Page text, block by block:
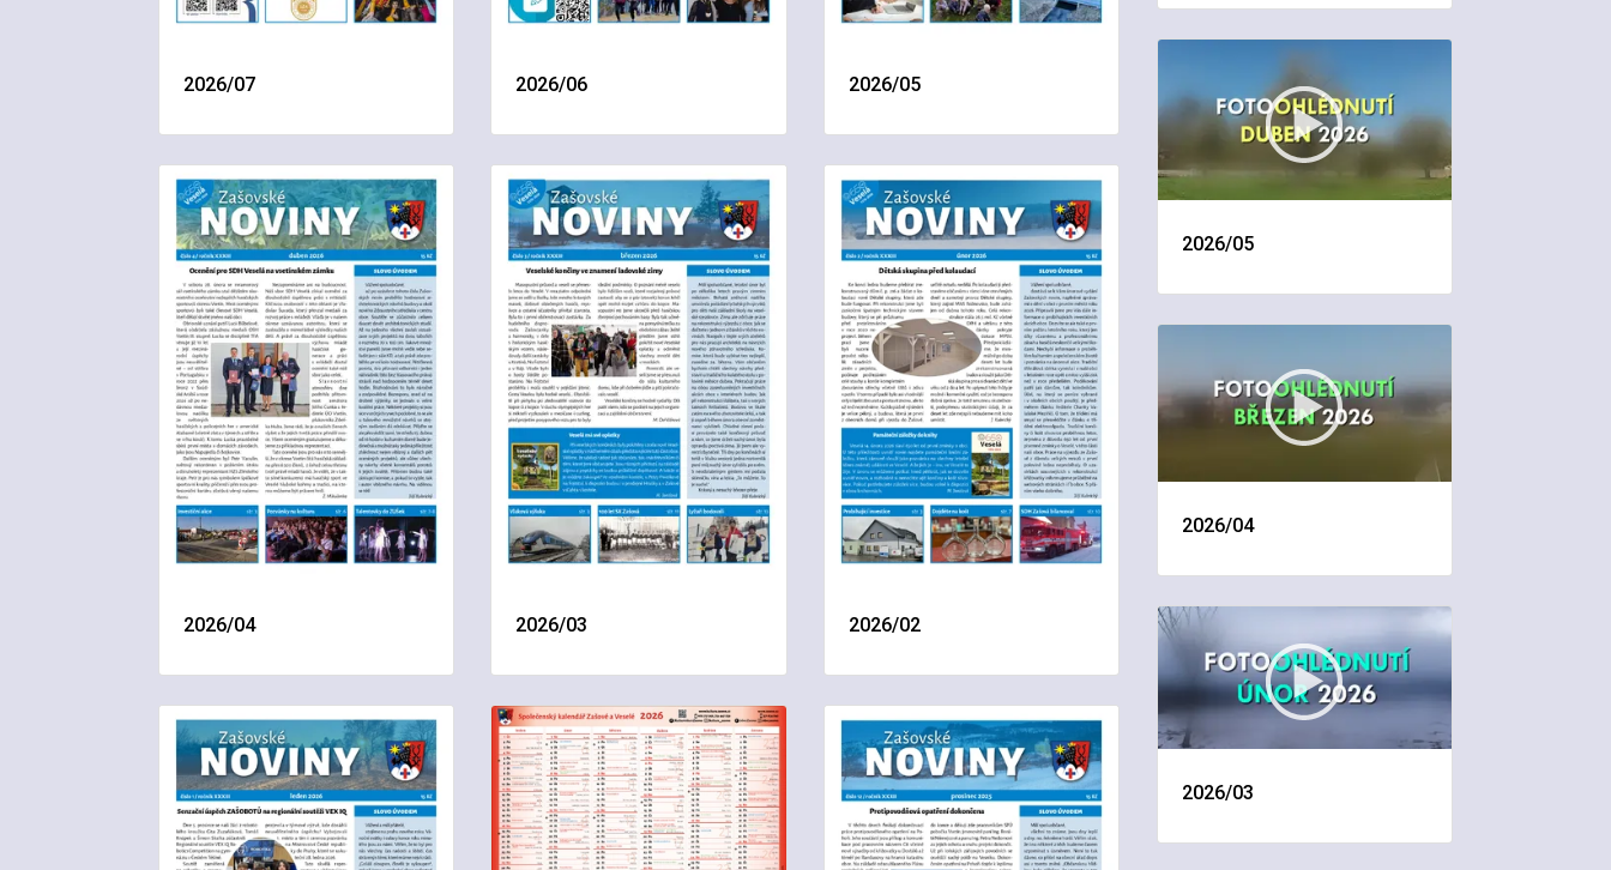
2026/07 2026/06 2026/05
2026/04 2026/03 2026/02
2026/05
2026/04
2026/03